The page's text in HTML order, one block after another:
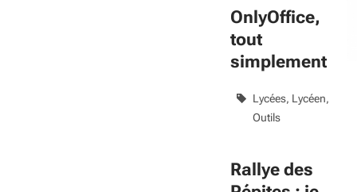
OnlyOffice,
tout
simplement
Lycées Lycéen
Outils
Rallye des